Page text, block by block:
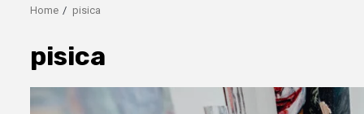
Home pisica
pisica